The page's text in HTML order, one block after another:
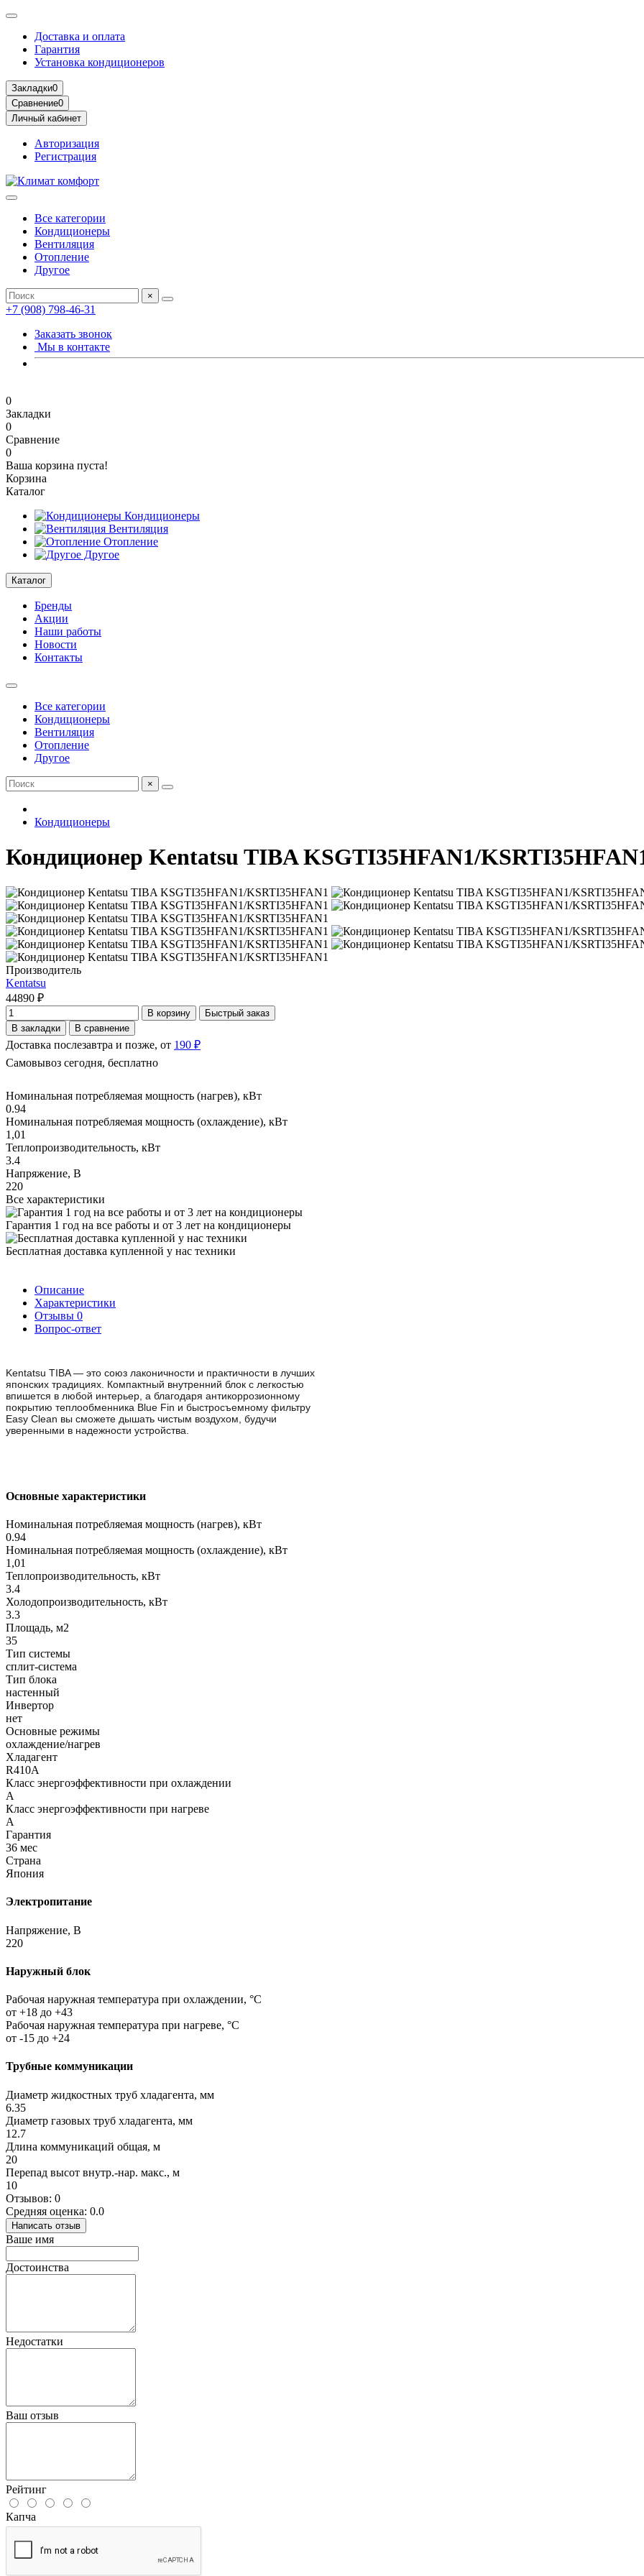
Доставка и оплата
Гарантия
Установка кондиционеров
Закладки0
Сравнение0
Личный кабинет
Авторизация
Регистрация
Все категории
Кондиционеры
Вентиляция
Отопление
Другое
×
+7 (908) 798-46-31
Заказать звонок
Мы в контакте
0
Закладки
0
Сравнение
0
Ваша корзина пуста!
Корзина
Каталог
Кондиционеры
Вентиляция
Отопление
Другое
Каталог
Бренды
Акции
Наши работы
Новости
Контакты
Все категории
Кондиционеры
Вентиляция
Отопление
Другое
×
Кондиционеры
Кондиционер Kentatsu TIBA KSGTI35HFAN1/
Производитель
Kentatsu
44890 ₽
В корзину
Быстрый заказ
В закладки
В сравнение
Доставка послезавтра и позже, от 190 ₽
Самовывоз сегодня, бесплатно
Номинальная потребляемая мощность (нагрев), кВт
0.94
Номинальная потребляемая мощность (охлаждение), кВт
1,01
Теплопроизводительность, кВт
3.4
Напряжение, В
220
Все характеристики
Гарантия 1 год на все работы и от 3 лет на кондиционеры
Бесплатная доставка купленной у нас техники
Описание
Характеристики
Отзывы 0
Вопрос-ответ
Kentatsu TIBA — это союз лаконичности и практичности в лучших
японских традициях. Компактный внутренний блок с легкостью
впишется в любой интерьер, а благодаря антикоррозионному
покрытию теплообменника Blue Fin и быстросъемному фильтру
Easy Clean вы сможете дышать чистым воздухом, будучи
уверенными в надежности устройства.
Основные характеристики
Номинальная потребляемая мощность (нагрев), кВт
0.94
Номинальная потребляемая мощность (охлаждение), кВт
1,01
Теплопроизводительность, кВт
3.4
Холодопроизводительность, кВт
3.3
Площадь, м2
35
Тип системы
сплит-система
Тип блока
настенный
Инвертор
нет
Основные режимы
охлаждение/нагрев
Хладагент
R410A
Класс энергоэффективности при охлаждении
A
Класс энергоэффективности при нагреве
A
Гарантия
36 мес
Страна
Япония
Электропитание
Напряжение, В
220
Наружный блок
Рабочая наружная температура при охлаждении, °C
от +18 до +43
Рабочая наружная температура при нагреве, °C
от -15 до +24
Трубные коммуникации
Диаметр жидкостных труб хладагента, мм
6.35
Диаметр газовых труб хладагента, мм
12.7
Длина коммуникаций общая, м
20
Перепад высот внутр.-нар. макс., м
10
Отзывов: 0
Средняя оценка: 0.0
Написать отзыв
Ваше имя
Достоинства
Недостатки
Ваш отзыв
Рейтинг
Капча